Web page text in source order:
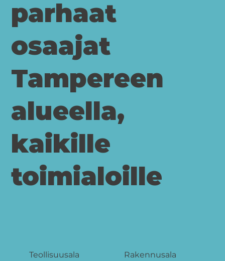
parhaat
osaajat
Tampereen
alueella,
kaikille
toimialoille
Teollisuusala Rakennusala